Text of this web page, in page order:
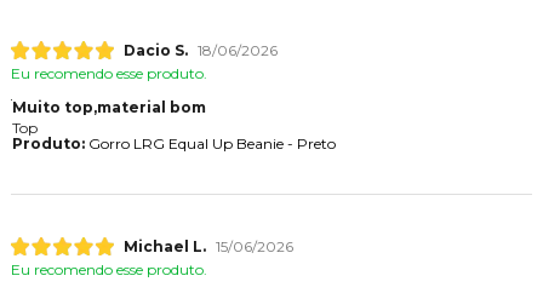
Dacio S. 18/06/2026
Eu recomendo esse produto.
Muito top,material bom
Top
Produto:Gorro LRG Equal Up Beanie - Preto
Michael L. 15/06/2026
Eu recomendo esse produto.